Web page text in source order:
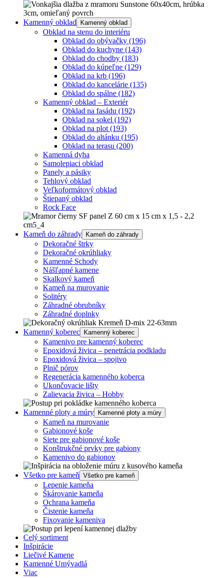
Kamenný obklad Kamenný obklad
Obklad na stenu do interiéru
Obklad do obývačky (196)
Obklad do kuchyne (143)
Obklad do chodby (183)
Obklad do kúpeľne (129)
Obklad na krb (196)
Obklad do kancelárie (135)
Obklad do spálne (182)
Kamenný obklad – Exteriér
Obklad na fasádu (192)
Obklad na sokel (192)
Obklad na plot (193)
Obklad do altánku (195)
Obklad na terasu (200)
Kamenná dyha
Samolepiaci obklad
Panely a pásiky
Tehlový obklad
Veľkoformátový obklad
Štiepaný obklad
Rock Face
Kameň do záhrady Kameň do záhrady
Dekoračné štrky
Dekoračné okrúhliaky
Kamenné Schody
Nášľapné kamene
Skalkový kameň
Kameň na murovanie
Solitéry
Záhradné obrubníky
Záhradné doplnky
Kamenný koberec Kamenný koberec
Kamenivo pre kamenný koberec
Epoxidová živica – penetrácia podkladu
Epoxidová živica – spojivo
Plnič pórov
Regenerácia kamenného koberca
Ukončovacie lišty
Zalievacia živica – Hobby
Kamenné ploty a múry Kamenné ploty a múry
Kameň na murovanie
Gabionové koše
Siete pre gabionové koše
Konštrukčné prvky pre gabiony
Kamenivo do gabionov
Všetko pre kameň Všetko pre kameň
Lepenie kameňa
Škárovanie kameňa
Ochrana kameňa
Čistenie kameňa
Fixovanie kameniva
Celý sortiment
Inšpirácie
Liečivé Kamene
Kamenné Umývadlá
Viac